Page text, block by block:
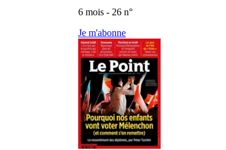
6 mois - 26 n°
Je m'abonne